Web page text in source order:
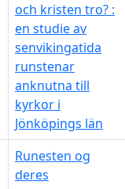
och kristen tro? :
en studie av
senvikingatida
runstenar
anknutna till
kyrkor i
Jönköpings län
Runesten og
deres